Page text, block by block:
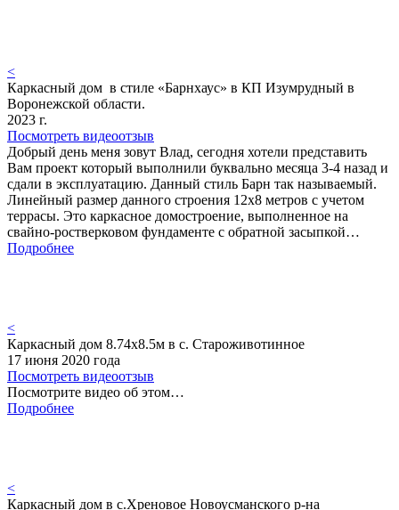
<
Каркасный дом в стиле «Барнхаус» в КП Изумрудный в
Воронежской области.
2023 г.
Посмотреть видеоотзыв
Добрый день меня зовут Влад, сегодня хотели представить
Вам проект который выполнили буквально месяца 3-4 назад и
сдали в эксплуатацию. Данный стиль Барн так называемый.
Линейный размер данного строения 12х8 метров с учетом
террасы. Это каркасное домостроение, выполненное на
свайно-ростверковом фундаменте с обратной засыпкой…
Подробнее
<
Каркасный дом 8.74х8.5м в с. Староживотинное
17 июня 2020 года
Посмотреть видеоотзыв
Посмотрите видео об этом…
Подробнее
<
Каркасный дом в с.Хреновое Новоусманского р-на